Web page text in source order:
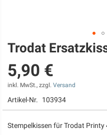
Zum
Anfang
der
Bildgalerie
springen
Trodat
5,90 €
inkl. MwSt., zzgl. Versand
Artikel-Nr. 103934
Stempelkissen für Trodat Printy